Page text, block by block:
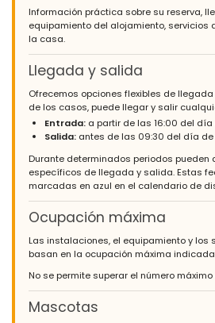
Información práctica sobre su reserva,
equipamiento del alojamiento, servicios
la casa.
Llegada y salida
Ofrecemos opciones flexibles de
de los casos, puede llegar y salir
Entrada: a partir de las 16:00 del
Salida: antes de las 09:30 del día
Durante determinados periodos pueden
específicos de llegada y salida. Estas
marcadas en azul en el calendario de
Ocupación máxima
Las instalaciones, el equipamiento y los
basan en la ocupación máxima
No se permite superar el número
Mascotas